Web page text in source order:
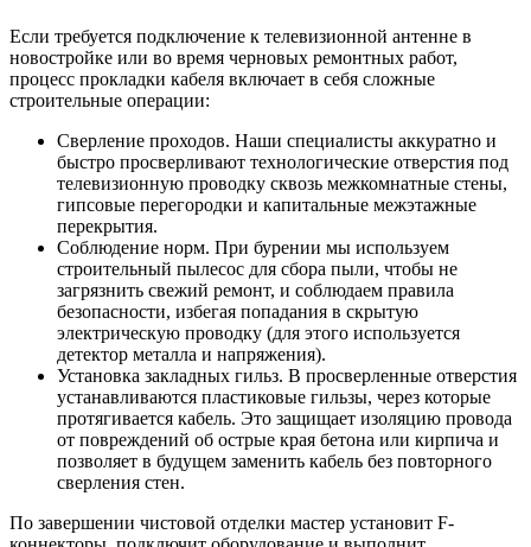
Если требуется подключение к телевизионной антенне в
новостройке или во время черновых ремонтных работ,
процесс прокладки кабеля включает в себя сложные
строительные операции:
Сверление проходов. Наши специалисты аккуратно и
быстро просверливают технологические отверстия под
телевизионную проводку сквозь межкомнатные стены,
гипсовые перегородки и капитальные межэтажные
перекрытия.
Соблюдение норм. При бурении мы используем
строительный пылесос для сбора пыли, чтобы не
загрязнить свежий ремонт, и соблюдаем правила
безопасности, избегая попадания в скрытую
электрическую проводку (для этого используется
детектор металла и напряжения).
Установка закладных гильз. В просверленные отверстия
устанавливаются пластиковые гильзы, через которые
протягивается кабель. Это защищает изоляцию провода
от повреждений об острые края бетона или кирпича и
позволяет в будущем заменить кабель без повторного
сверления стен.
По завершении чистовой отделки мастер установит F-